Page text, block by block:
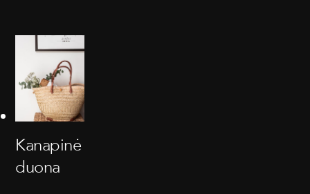
Kanapinė
duona